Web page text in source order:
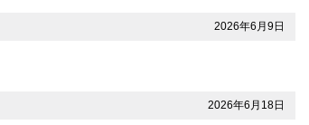
2026年6月9日
2026年6月18日